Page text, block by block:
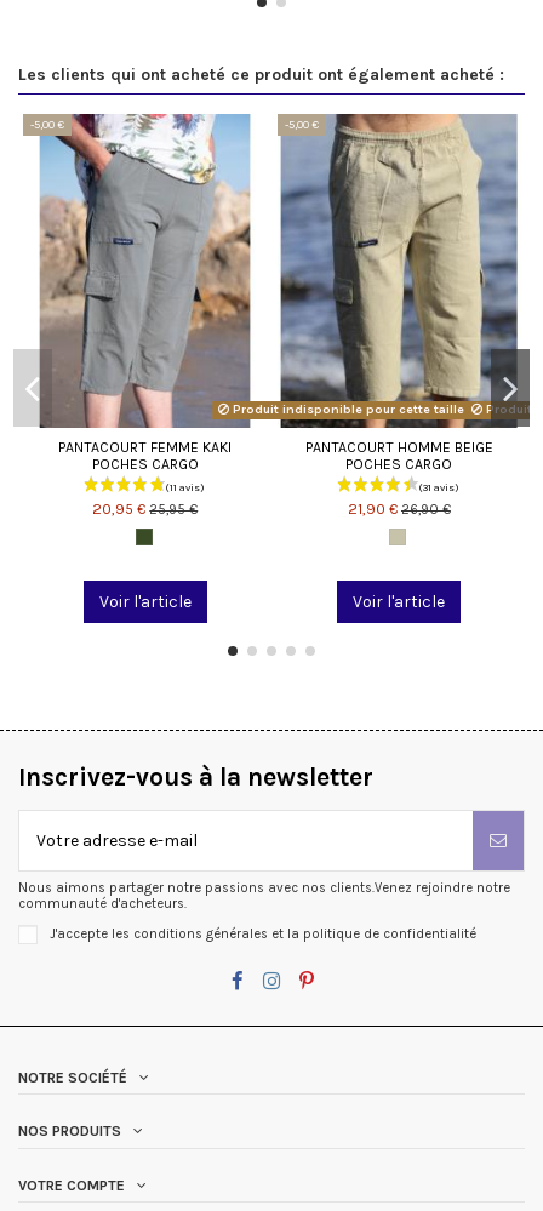
Les clients qui ont acheté ce produit ont également acheté :
-5,00 €
PANTACOURT FEMME KAKI
POCHES CARGO
20,95 €25,95 €
Voir l'article
-5,00 €
Produit indisponible pour cette taille avec cette
PANTACOURT HOMME BEIGE
POCHES CARGO
21,90 € 26,90 €
Voir l'article
Produit
Inscrivez-vous à la newsletter
Nous aimons partager notre passions avec nos clients.Venez rejoindre notre
communauté d'acheteurs.
J'accepte les conditions générales et la politique de confidentialité
NOTRE SOCIÉTÉ
NOS PRODUITS
VOTRE COMPTE